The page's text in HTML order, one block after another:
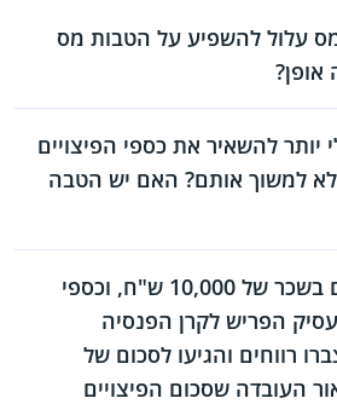
עלול להשפיע על הטבות מס
אופן?
להשאיר את כספי הפיצויים
למשוך אותם? האם יש הטבה
עבדתי 10 שנים בשכר של 10,000 ש"ח, וכספי
הפריש לקרן הפנסיה
₪) צברו רווחים והגיעו לסכום של
₪. לאור העובדה שסכום הפיצויים